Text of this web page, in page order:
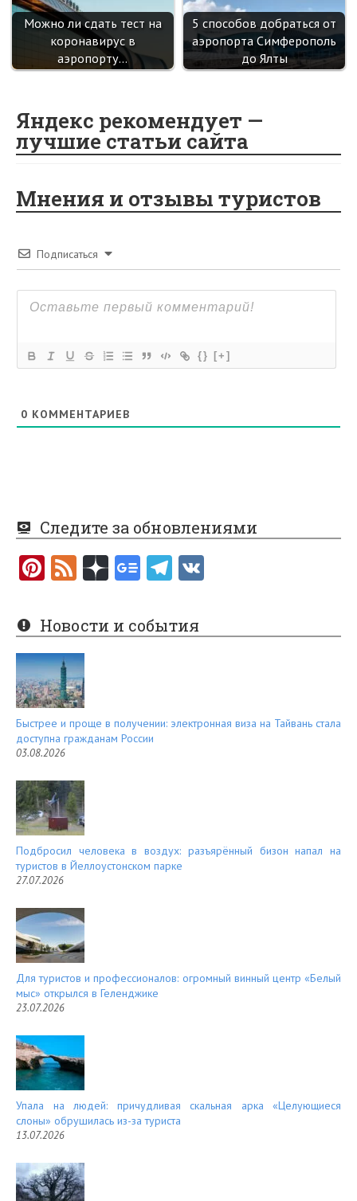
Можно ли сдать тест на
коронавирус в
аэропорту…
5 способов добраться от
аэропорта Симферополь
до Ялты
Яндекс рекомендует —
лучшие статьи сайта
Мнения и отзывы туристов
Подписаться
{} [+]
0 КОММЕНТАРИЕВ
Следите за обновлениями
Pi
er
es
t
F
e
d
Новости и события
Быстрее и проще в получении: электронная виза на Тайвань стала
доступна гражданам России
03.08.2026
Подбросил человека в воздух: разъярённый бизон напал на
туристов в Йеллоустонском парке
27.07.2026
Для туристов и профессионалов: огромный винный центр «Белый
мыс» открылся в Геленджике
23.07.2026
Упала на людей: причудливая скальная арка «Целующиеся
слоны» обрушилась из-за туриста
13.07.2026